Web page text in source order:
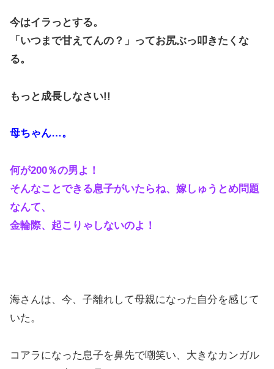
今はイラっとする。
「いつまで甘えてんの？」ってお尻ぶっ叩きたくな
る。
もっと成長しなさい!!
母ちゃん…。
何が200％の男よ！
そんなことできる息子がいたらね、嫁しゅうとめ問題
なんて、
金輪際、起こりゃしないのよ！
海さんは、今、子離れして母親になった自分を感じて
いた。
コアラになった息子を鼻先で嘲笑い、大きなカンガル